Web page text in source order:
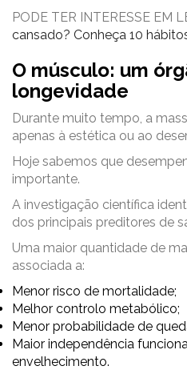
PODE TER INTERESSE EM
cansado? Conheça 10
O músculo: um
longevidade
Durante muito tempo, a
apenas à estética ou ao
Hoje sabemos que
importante.
A investigação científica
dos principais preditores de
Uma maior quantidade de
associada a:
Menor risco de mortalidade;
Melhor controlo metabólico;
Menor probabilidade de
Maior independência
envelhecimento.